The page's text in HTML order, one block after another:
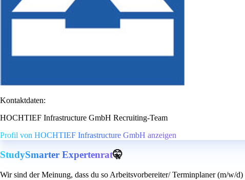
Kontaktdaten:
HOCHTIEF Infrastructure GmbH Recruiting-Team
Profil von HOCHTIEF Infrastructure GmbH anzeigen
StudySmarter Expertenrat🤫
Wir sind der Meinung, dass du so Arbeitsvorbereiter/ Terminplaner (m/w/d)